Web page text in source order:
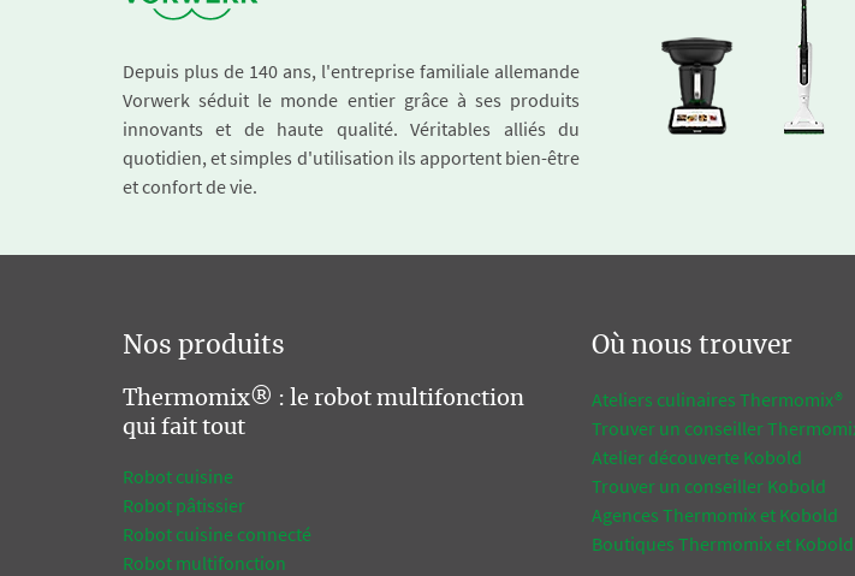
Depuis plus de 140 ans, l'entreprise familiale allemande
Vorwerk séduit le monde entier grâce à ses produits
innovants et de haute qualité. Véritables alliés du
quotidien, et simples d'utilisation ils apportent bien-être
et confort de vie.
Nos produits
Thermomix® : le robot multifonction
qui fait tout
Robot cuisine
Robot pâtissier
Robot cuisine connecté
Robot multifonction
Où nous trouver
Ateliers culinaires Thermomix®
Trouver un conseiller
Atelier découverte Kobold
Trouver un conseiller Kobold
Agences Thermomix et Kobold
Boutiques Thermomix et Kobold